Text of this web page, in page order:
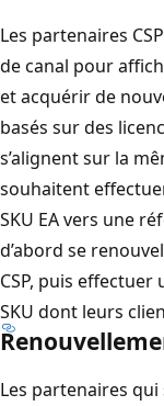
Les partenaires
de canal pour
et acquérir de
basés sur des
s’alignent sur la
souhaitent
SKU EA vers une
d’abord se
CSP, puis
SKU dont leurs
Les partenaires